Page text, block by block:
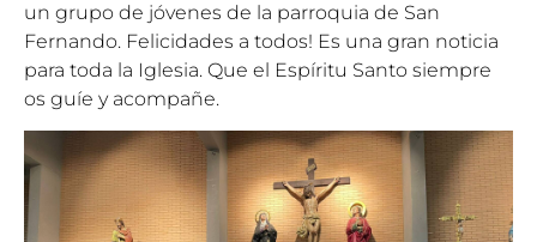
un grupo de jóvenes de la parroquia de San
Fernando. Felicidades a todos! Es una gran noticia
para toda la Iglesia. Que el Espíritu Santo siempre
os guíe y acompañe.